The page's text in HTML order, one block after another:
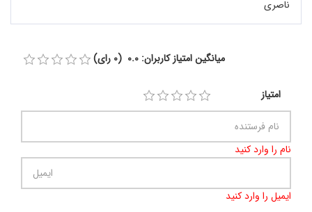
ناصری
میانگین امتیاز کاربران: 0.0 (0 رای)
امتیاز
نام را وارد کنید
ایمیل را وارد کنید